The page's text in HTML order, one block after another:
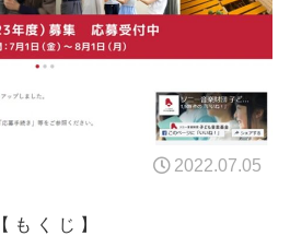
2022.07.05
【 も く じ 】